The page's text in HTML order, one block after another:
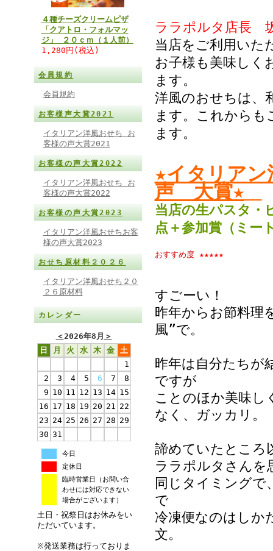
４種チーズクリームピザ
「クアトロ・フォルマッ
ジ」 ２０ｃｍ（１人前）
1,280円(税込)
会員規約
会員規約
お客様声大賞2021
イタリアン洋風おせち お
客様の声大賞2021
お客様の声大賞2022
イタリアン洋風おせち お
客様の声大賞2022
お客様の声大賞2023
イタリアン洋風おせちお客
様の声大賞2023
おせち原材料２０２６
イタリアン洋風おせち２０
２６原材料
カレンダー
＜2026年8月 ＞
日
月 火 水 木 金 土
1
2
3 4 5 6 7
8
9 10 11 12 13 14 15
16 17 18 19 20 21 22
23 24 25 26 27 28 29
30 31
今日
定休日
臨時営業日（お問い合
わせには対応できない
場合がございます）
土日・祝祭日はお休みをい
ただいています。
※発送業務は行っておりま
ララポルタ店長
当店をご利用いた
お子様も美味しく
ます。
洋風のおせちは、
ます。これからも
ます。
★イタリア
声 大賞★
当店の生パスタ・
点＋参加賞（ミー
おすすめ度 ★★★★★
すごーい！
昨年からお節料理
風”で。
昨年は自分たちが
ですが
ことのほか美味し
なく、ガッカリ。
諦めていたところ
ララポルタさんを
同じタイミングで
で
冷凍便なのはしか
文。